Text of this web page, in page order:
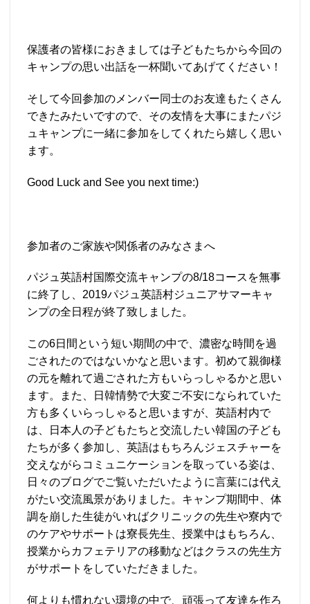
保護者の皆様におきましては子どもたちから今回の
キャンプの思い出話を一杯聞いてあげてください！
そして今回参加のメンバー同士のお友達もたくさん
できたみたいですので、その友情を大事にまたパジ
ュキャンプに一緒に参加をしてくれたら嬉しく思い
ます。
Good Luck and See you next time:)
参加者のご家族や関係者のみなさまへ
パジュ英語村国際交流キャンプの8/18コースを無事
に終了し、2019パジュ英語村ジュニアサマーキャ
ンプの全日程が終了致しました。
この6日間という短い期間の中で、濃密な時間を過
ごされたのではないかなと思います。初めて親御様
の元を離れて過ごされた方もいらっしゃるかと思い
ます。また、日韓情勢で大変ご不安になられていた
方も多くいらっしゃると思いますが、英語村内で
は、日本人の子どもたちと交流したい韓国の子ども
たちが多く参加し、英語はもちろんジェスチャーを
交えながらコミュニケーションを取っている姿は、
日々のブログでご覧いただいたように言葉には代え
がたい交流風景がありました。キャンプ期間中、体
調を崩した生徒がいればクリニックの先生や寮内で
のケアやサポートは寮長先生、授業中はもちろん、
授業からカフェテリアの移動などはクラスの先生方
がサポートをしていただきました。
何よりも慣れない環境の中で、頑張って友達を作ろ